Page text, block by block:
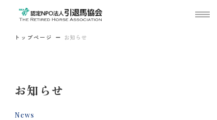
トップページ お知らせ
お知らせ
News